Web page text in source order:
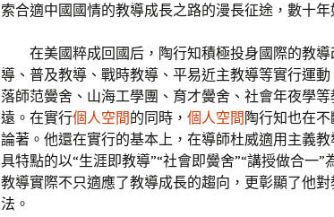
索合適中國國情的教導成長之路的漫長征途，數十年
在美國粹成回國后，陶行知積極投身國際的教
導、普及教導、戰時教導、平易近主教導等實行運
落師范黌舍、山海工學團、育才黌舍、社會年夜學
遠。在實行個人空間的同時， 個人空間 陶行知也在
論著。他還在實行的基本上，在導師杜威適用主義
具特點的以“生涯即教導”“社會即黌舍”“講授做合一
教導實際不只適應了教導成長的趨向，更彰顯了他
法。